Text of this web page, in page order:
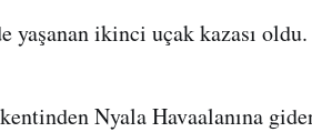
yaşanan ikinci uçak kazası oldu.
Nyala Havaalanına